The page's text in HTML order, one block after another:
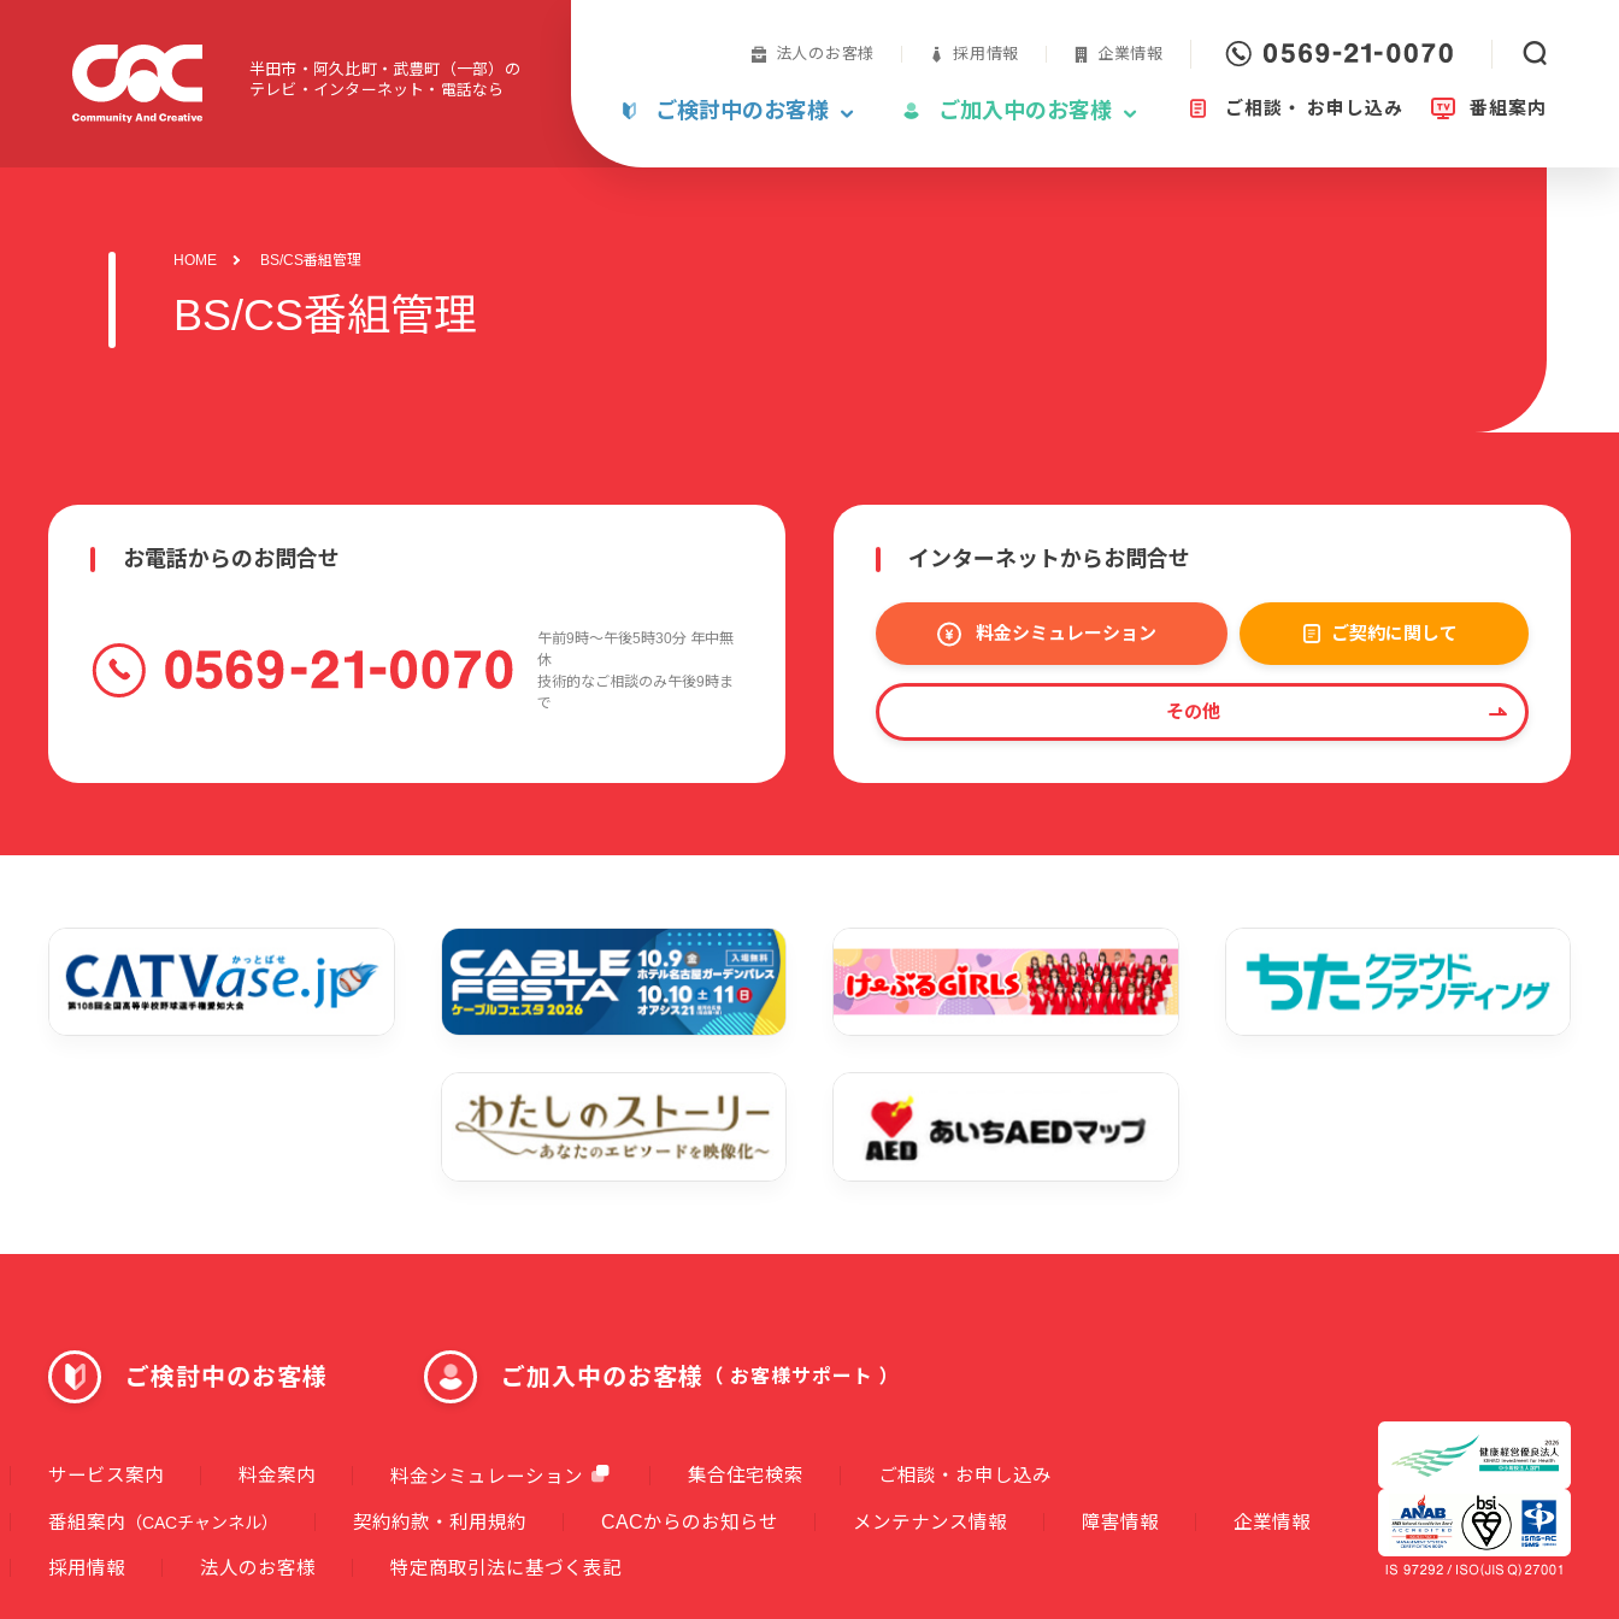
半田市・阿久比町・武豊町（一部）の
テレビ・インターネット・電話なら
法人のお客様 採用情報 企業情報
ご検討中のお客様 ご加入中のお客様 ご相談・ お申し込み 番組案内
HOME BS/CS番組管理
BS/CS番組管理
お電話からのお問合せ
午前9時〜午後5時30分 年中無
休
技術的なご相談のみ午後9時ま
で
インターネットからお問合せ
料金シミュレーション ご契約に関して
その他
ご検討中のお客様 ご加入中のお客様 （ お客様サポート ）
サービス案内 料金案内 料金シミュレーション 集合住宅検索 ご相談・お申し込み
番組案内 （CACチャンネル） 契約約款・利用規約 CACからのお知らせ メンテナンス情報 障害情報 企業情報
採用情報 法人のお客様 特定商取引法に基づく表記